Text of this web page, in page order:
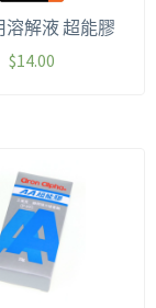
溶解液 超能膠
$14.00